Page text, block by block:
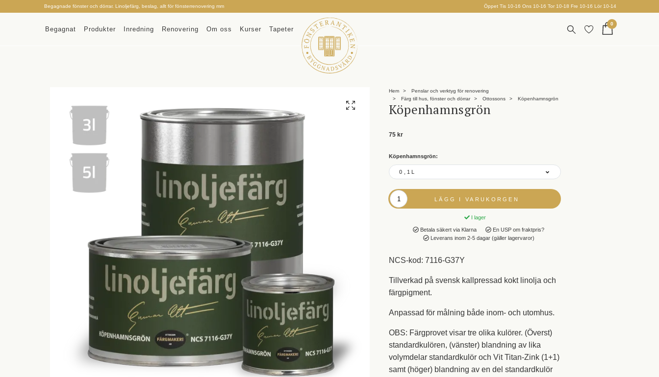
Begagnade fönster och dörrar. Linoljefärg, beslag, allt för fönsterrenovering mm Öppet Tis 10-16 Ons 10-16 Tor 10-18 Fre 10-16 Lör 10-14
Begagnat Produkter Inredning Renovering Om oss Kurser Tapeter
0
Hem
Penslar och verktyg för renovering
Färg till hus, fönster och dörrar
Ottossons Köpenhamnsgrön
Köpenhamnsgrön
75 kr
Köpenhamnsgrön:
0,1L
LÄGG I VARUKORGEN
I lager
Betala säkert via Klarna
En USP om fraktpris?
Leverans inom 2-5 dagar (gäller lagervaror)
NCS-kod: 7116-G37Y
Tillverkad på svensk kallpressad kokt linolja och
färgpigment.
Anpassad för målning både inom- och utomhus.
OBS: Färgprovet visar tre olika kulörer. (Överst)
standardkulören, (vänster) blandning av lika
volymdelar standardkulör och Vit Titan-Zink (1+1)
samt (höger) blandning av en del standardkulör